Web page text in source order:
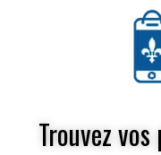
Trouvez